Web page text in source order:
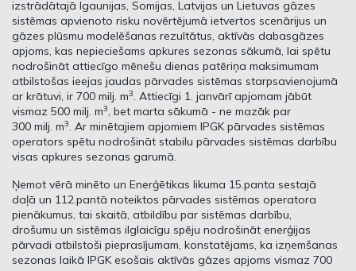
izstrādātajā Igaunijas, Somijas, Latvijas un Lietuvas gāzes
sistēmas apvienoto risku novērtējumā ietvertos scenārijus un
gāzes plūsmu modelēšanas rezultātus, aktīvās dabasgāzes
apjoms, kas nepieciešams apkures sezonas sākumā, lai spētu
nodrošināt attiecīgo mēnešu dienas patēriņa maksimumam
atbilstošas ieejas jaudas pārvades sistēmas starpsavienojumā
ar krātuvi, ir 700 milj. m3. Attiecīgi 1. janvārī apjomam jābūt
vismaz 500 milj. m3, bet marta sākumā - ne mazāk par
300 milj. m3. Ar minētajiem apjomiem IPGK pārvades sistēmas
operators spētu nodrošināt stabilu pārvades sistēmas darbību
visas apkures sezonas garumā.
Ņemot vērā minēto un Enerģētikas likuma 15.panta sestajā
daļā un 112.pantā noteiktos pārvades sistēmas operatora
pienākumus, tai skaitā, atbildību par sistēmas darbību,
drošumu un sistēmas ilglaicīgu spēju nodrošināt enerģijas
pārvadi atbilstoši pieprasījumam, konstatējams, ka izņemšanas
sezonas laikā IPGK esošais aktīvās gāzes apjoms vismaz 700